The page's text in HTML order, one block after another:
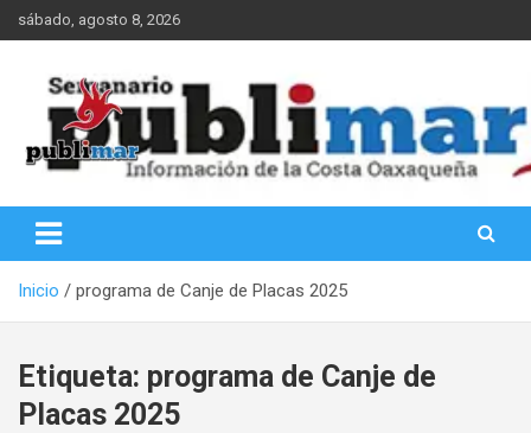
Saltar
al
sábado, agosto 8, 2026
PubliMar
Inicio programa de Canje de Placas 2025
Etiqueta: programa de Canje de
Placas 2025